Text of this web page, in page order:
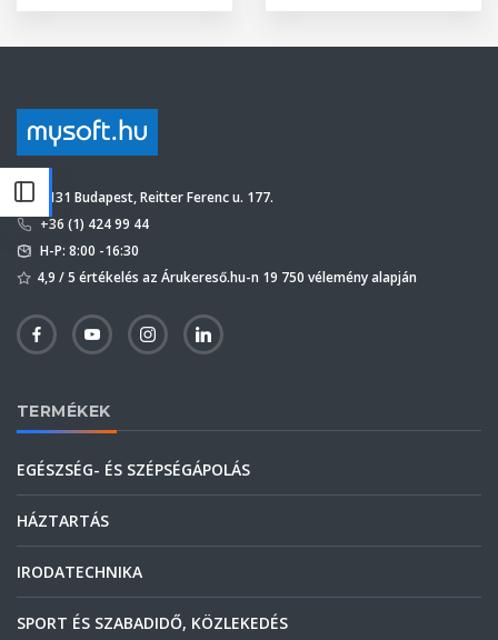
1131 Budapest, Reitter Ferenc u. 177.
+36 (1) 424 99 44
H-P: 8:00 -16:30
4,9 / 5 értékelés az Árukereső.hu-n 19 750 vélemény alapján
TERMÉKEK
EGÉSZSÉG- ÉS SZÉPSÉGÁPOLÁS
HÁZTARTÁS
IRODATECHNIKA
SPORT ÉS SZABADIDŐ, KÖZLEKEDÉS